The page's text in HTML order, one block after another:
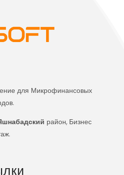
для Микрофинансовых
район, Бизнес